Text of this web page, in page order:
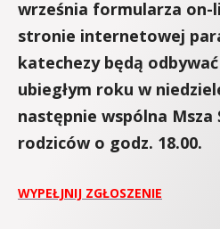
września formularza on-
stronie internetowej
katechezy będą
ubiegłym roku w
następnie wspólna Msza
rodziców o godz. 18.00.
WYPEŁJNIJ ZGŁOSZENIE